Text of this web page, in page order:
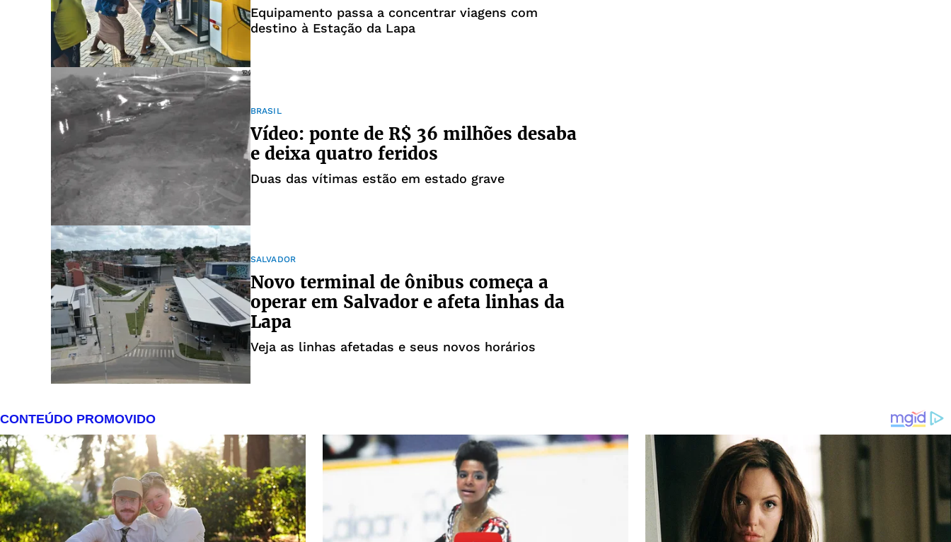
Equipamento passa a concentrar viagens com
destino à Estação da Lapa
BRASIL
Vídeo: ponte de R$ 36 milhões desaba
e deixa quatro feridos
Duas das vítimas estão em estado grave
SALVADOR
Novo terminal de ônibus começa a
operar em Salvador e afeta linhas da
Lapa
Veja as linhas afetadas e seus novos horários